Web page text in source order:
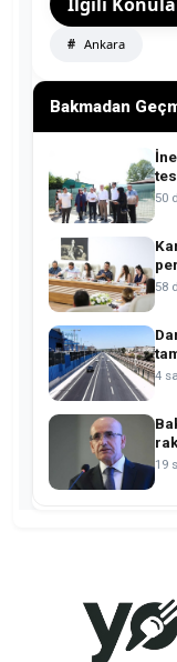
Ankara
Bakmadan
50
58
4
ve
19